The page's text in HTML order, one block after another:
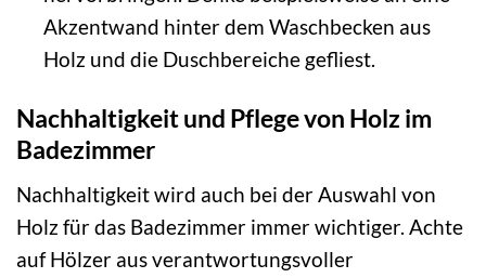
Akzentwand hinter dem Waschbecken aus
Holz und die Duschbereiche gefliest.
Nachhaltigkeit und Pflege von Holz im
Badezimmer
Nachhaltigkeit wird auch bei der Auswahl von
Holz für das Badezimmer immer wichtiger. Achte
auf Hölzer aus verantwortungsvoller